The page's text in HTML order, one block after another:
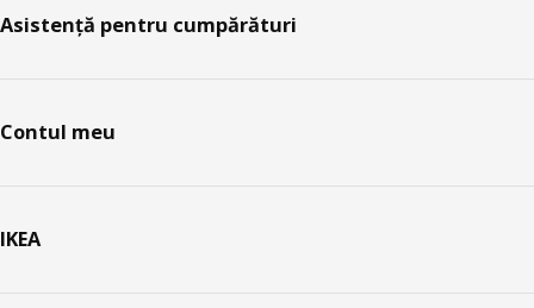
Asistență pentru cumpărături
Contul meu
IKEA